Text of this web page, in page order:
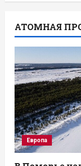
АТОМНАЯ
Европа